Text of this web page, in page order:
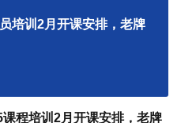
培训2月开课安排，老牌
程培训2月开课安排，老牌